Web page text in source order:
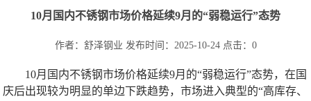
10月国内不锈钢市场价格延续9月的“弱稳运行”态势
作者：舒泽钢业 发布时间：2025-10-24 点击： 0
10月国内不锈钢市场价格延续9月的“弱稳运行”态势，在国
庆后出现较为明显的单边下跌趋势，市场进入典型的“高库存、